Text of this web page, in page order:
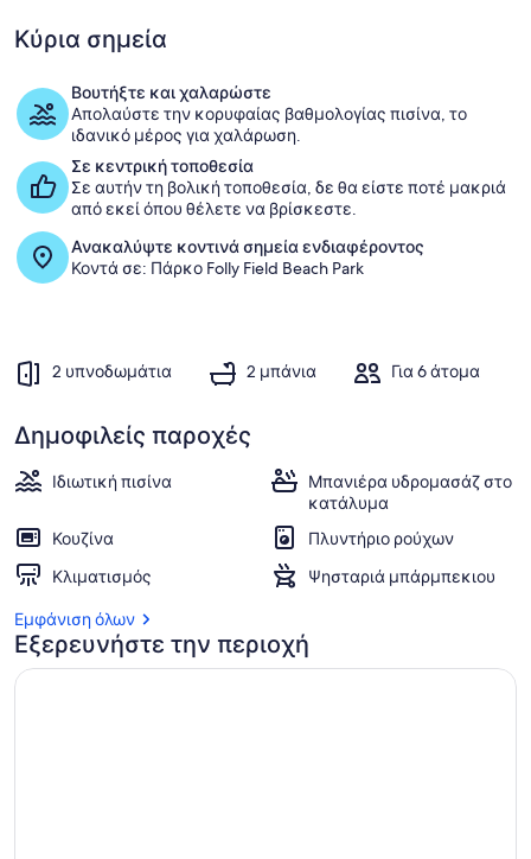
hot
tubs
&
near
beaches
Εξωτερικός χώρος καταλύματος
Κύρια σημεία
Βουτήξτε και χαλαρώστε
Απολαύστε την κορυφαίας βαθμολογίας πισίνα, το
ιδανικό μέρος για χαλάρωση.
Σε κεντρική τοποθεσία
Σε αυτήν τη βολική τοποθεσία, δε θα είστε ποτέ μακριά
από εκεί όπου θέλετε να βρίσκεστε.
Ανακαλύψτε κοντινά σημεία ενδιαφέροντος
Κοντά σε: Πάρκο Folly Field Beach Park
2 υπνοδωμάτια 2 μπάνια Για 6 άτομα
Δημοφιλείς παροχές
Ιδιωτική πισίνα
Μπανιέρα υδρομασάζ στο
κατάλυμα
Κουζίνα
Πλυντήριο ρούχων
Κλιματισμός
Ψησταριά μπάρμπεκιου
Εμφάνιση όλων
Εξερευνήστε την περιοχή